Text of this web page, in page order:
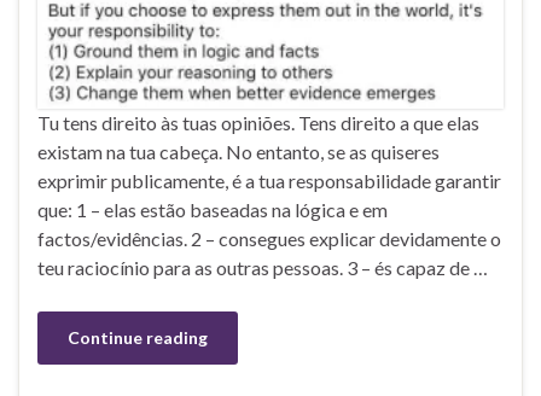
Tu tens direito às tuas opiniões. Tens direito a que elas
existam na tua cabeça. No entanto, se as quiseres
exprimir publicamente, é a tua responsabilidade garantir
que: 1 – elas estão baseadas na lógica e em
factos/evidências. 2 – consegues explicar devidamente o
teu raciocínio para as outras pessoas. 3 – és capaz de …
Continue reading